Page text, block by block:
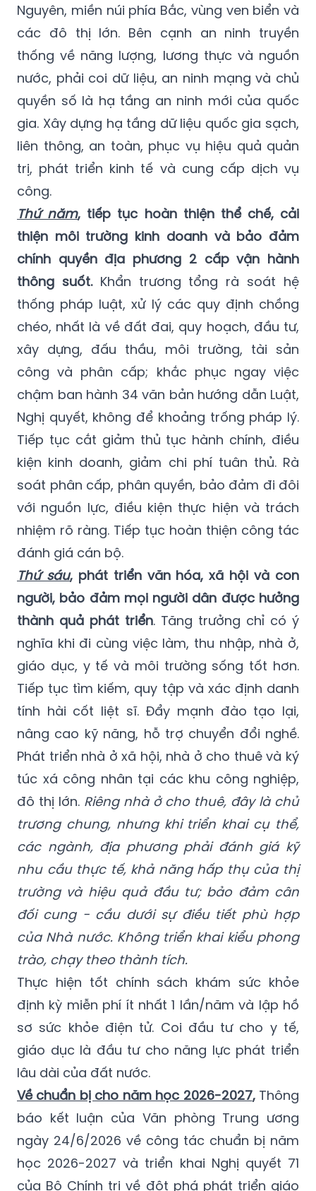
Nguyên, miền núi phía Bắc, vùng ven biển và
các đô thị lớn. Bên cạnh an ninh truyền
thống về năng lượng, lương thực và nguồn
nước, phải coi dữ liệu, an ninh mạng và chủ
quyền số là hạ tầng an ninh mới của quốc
gia. Xây dựng hạ tầng dữ liệu quốc gia sạch,
liên thông, an toàn, phục vụ hiệu quả quản
trị, phát triển kinh tế và cung cấp dịch vụ
công.
Thứ năm, tiếp tục hoàn thiện thể chế, cải
thiện môi trường kinh doanh và bảo đảm
chính quyền địa phương 2 cấp vận hành
thông suốt.Khẩn trương tổng rà soát hệ
thống pháp luật, xử lý các quy định chồng
chéo, nhất là về đất đai, quy hoạch, đầu tư,
xây dựng, đấu thầu, môi trường, tài sản
công và phân cấp; khắc phục ngay việc
chậm ban hành 34 văn bản hướng dẫn Luật,
Nghị quyết, không để khoảng trống pháp lý.
Tiếp tục cắt giảm thủ tục hành chính, điều
kiện kinh doanh, giảm chi phí tuân thủ. Rà
soát phân cấp, phân quyền, bảo đảm đi đôi
với nguồn lực, điều kiện thực hiện và trách
nhiệm rõ ràng. Tiếp tục hoàn thiện công tác
đánh giá cán bộ.
Thứ sáu, phát triển văn hóa, xã hội và con
người, bảo đảm mọi người dân được hưởng
thành quả phát triển. Tăng trưởng chỉ có ý
nghĩa khi đi cùng việc làm, thu nhập, nhà ở,
giáo dục, y tế và môi trường sống tốt hơn.
Tiếp tục tìm kiếm, quy tập và xác định danh
tính hài cốt liệt sĩ. Đẩy mạnh đào tạo lại,
nâng cao kỹ năng, hỗ trợ chuyển đổi nghề.
Phát triển nhà ở xã hội, nhà ở cho thuê và ký
túc xá công nhân tại các khu công nghiệp,
đô thị lớn. Riêng nhà ở cho thuê, đây là chủ
trương chung, nhưng khi triển khai cụ thể,
các ngành, địa phương phải đánh giá kỹ
nhu cầu thực tế, khả năng hấp thụ của thị
trường và hiệu quả đầu tư; bảo đảm cân
đối cung - cầu dưới sự điều tiết phù hợp
của Nhà nước. Không triển khai kiểu phong
trào, chạy theo thành tích.
Thực hiện tốt chính sách khám sức khỏe
định kỳ miễn phí ít nhất 1 lần/năm và lập hồ
sơ sức khỏe điện tử. Coi đầu tư cho y tế,
giáo dục là đầu tư cho năng lực phát triển
lâu dài của đất nước.
Về chuẩn bị cho năm học 2026-2027, Thông
báo kết luận của Văn phòng Trung ương
ngày 24/6/2026 về công tác chuẩn bị năm
học 2026-2027 và triển khai Nghị quyết 71
của Bộ Chính trị về đột phá phát triển giáo